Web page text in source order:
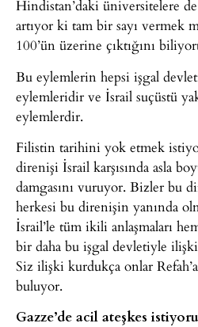
Hindistan’daki üniversitelere de
artıyor ki tam bir sayı vermek
100’ün üzerine çıktığını
Bu eylemlerin hepsi işgal
eylemleridir ve İsrail suçüstü
eylemlerdir.
Filistin tarihini yok etmek
direnişi İsrail karşısında asla
damgasını vuruyor. Bizler bu
herkesi bu direnişin yanında
İsrail’le tüm ikili anlaşmaları
bir daha bu işgal devletiyle
Siz ilişki kurdukça onlar
buluyor.
Gazze’de acil ateşkes